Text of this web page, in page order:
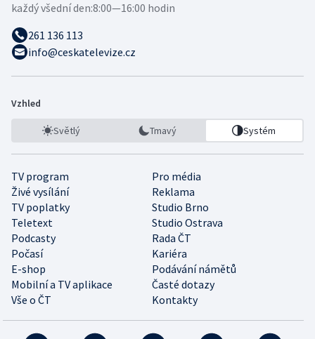
každý všední den:8:00—16:00 hodin
261 136 113
info@ceskatelevize.cz
Vzhled
Světlý Tmavý Systém
TV program
Pro média
Živé vysílání
Reklama
TV poplatky
Studio Brno
Teletext
Studio Ostrava
Podcasty
Rada ČT
Počasí
Kariéra
E-shop
Podávání námětů
Mobilní a TV aplikace
Časté dotazy
Vše o ČT
Kontakty